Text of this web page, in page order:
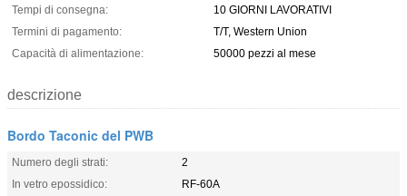
Tempi di consegna:
10 GIORNI LAVORATIVI
Termini di pagamento:
T/T, Western Union
Capacità di alimentazione:
50000 pezzi al mese
descrizione
Bordo Taconic del PWB
Numero degli strati:
2
In vetro epossidico:
RF-60A